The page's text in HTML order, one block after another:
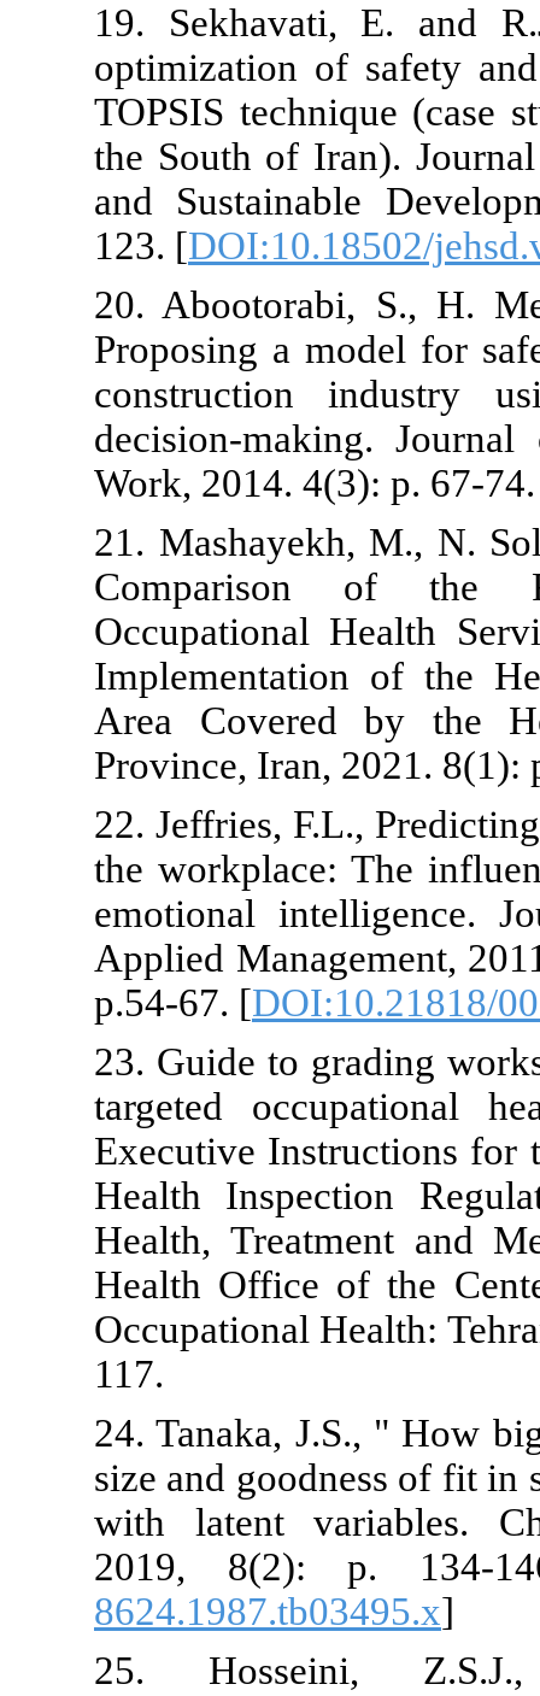
19.
optimization
TOPSIS
the South of
and
123. [
20.
Proposing a
decision-
Work, 2014.
21.
Area
Province,
22. Jeffries,
the
emotional
Applied
p.54-67. [
23. Guide to
targeted
Executive
Health
Health,
Health
24. Tanaka,
size and
with latent
2019,
25.